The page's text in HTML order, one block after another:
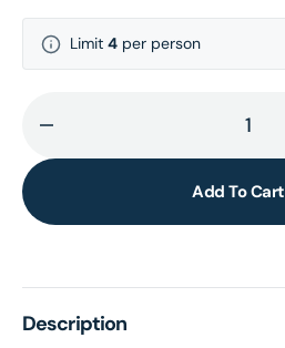
Limit 4 per person
quantity
You
Dancing
-
Add To Cart
Description